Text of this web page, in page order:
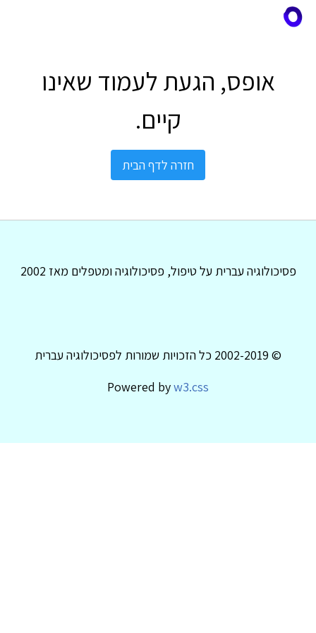
אופס, הגעת לעמוד שאינו
קיים.
חזרה לדף הבית
פסיכולוגיה עברית על טיפול, פסיכולוגיה ומטפלים מאז 2002
© 2002-2019 כל הזכויות שמורות לפסיכולוגיה עברית
Powered byw3.css